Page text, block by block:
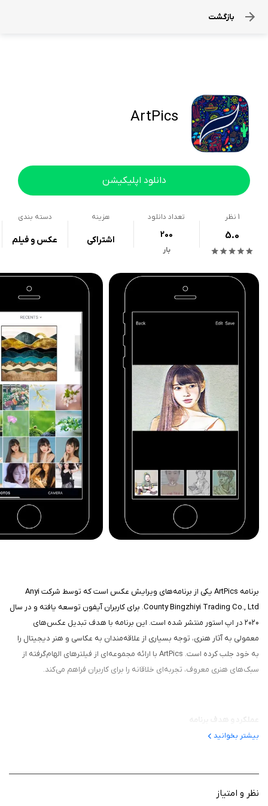
بازگشت
ArtPics
دانلود اپلیکیشن
1 نظر
5.0
تعداد دانلود
200
بار
هزینه
اشتراکی
دسته بندی
عکس و فیلم
برنامه ArtPics یکی از برنامه‌های ویرایش عکس است که توسط شرکت Anyi
County Bingzhiyi Trading Co., Ltd. برای کاربران آیفون توسعه یافته و در سال
۲۰۲۰ در اپ استور منتشر شده است. این برنامه با هدف تبدیل عکس‌های
معمولی به آثار هنری، توجه بسیاری از علاقه‌مندان به عکاسی و هنر دیجیتال را
به خود جلب کرده است. ArtPics با ارائه مجموعه‌ای از فیلترهای الهام‌گرفته از
سبک‌های هنری معروف، تجربه‌ای خلاقانه را برای کاربران فراهم می‌کند.
عملکرد و هدف برنامه
فیلترهای پیشرفته، تصاویری را که از گالری انتخاب می‌کنید یا مستقیماً با دوربین
ثبت می‌کنید، به آثاری شبیه به کارهای پیکاسو یا مونک تبدیل می‌کند. هدف آن،
بیشتر بخوانید
نظر و امتیاز